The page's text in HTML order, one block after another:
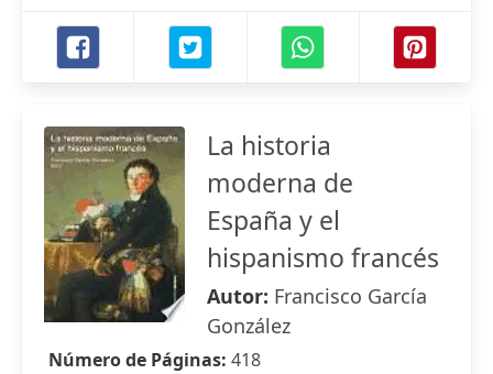
La historia
moderna de
España y el
hispanismo francés
Autor: Francisco García
González
Número de Páginas: 418